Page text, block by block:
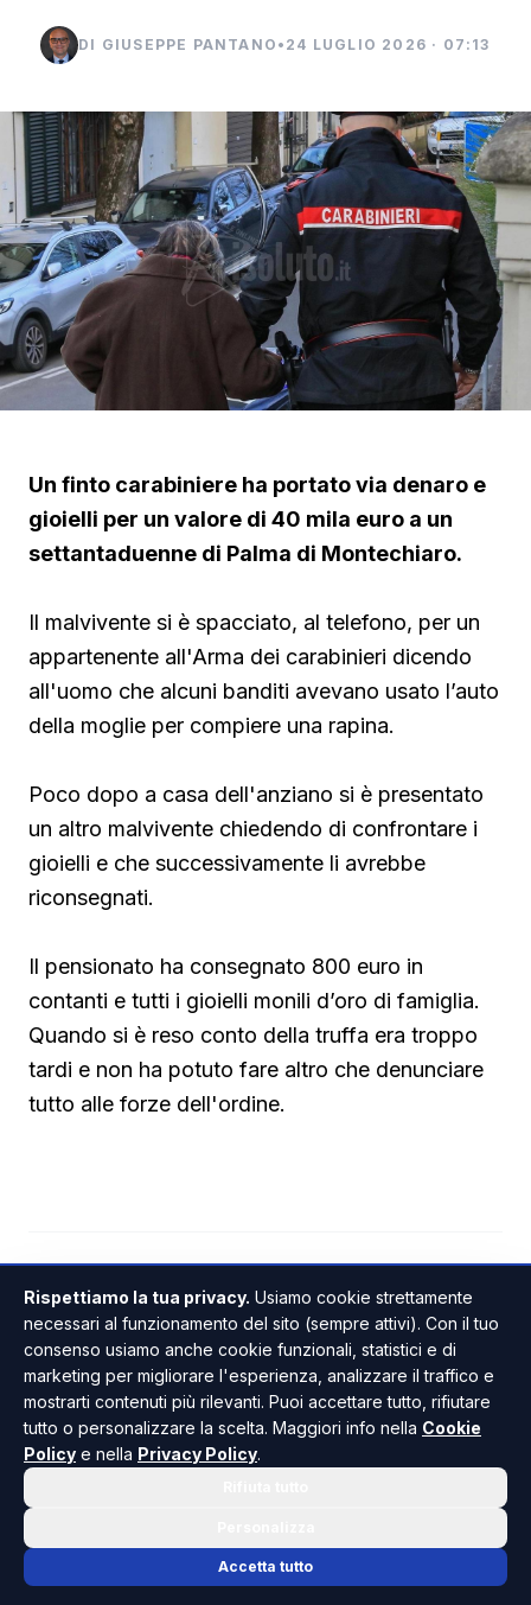
DI GIUSEPPE PANTANO • 24 LUGLIO 2026 · 07:13
Un finto carabiniere ha portato via denaro e
gioielli per un valore di 40 mila euro a un
settantaduenne di Palma di Montechiaro.
Il malvivente si è spacciato, al telefono, per un
appartenente all'Arma dei carabinieri dicendo
all'uomo che alcuni banditi avevano usato l’auto
della moglie per compiere una rapina.
Poco dopo a casa dell'anziano si è presentato
un altro malvivente chiedendo di confrontare i
gioielli e che successivamente li avrebbe
riconsegnati.
Il pensionato ha consegnato 800 euro in
contanti e tutti i gioielli monili d’oro di famiglia.
Quando si è reso conto della truffa era troppo
tardi e non ha potuto fare altro che denunciare
tutto alle forze dell'ordine.
ANCHE IN PALMA DI MONTECHIARO
GIORNALISTA PROFESSIONISTA
Rispettiamo la tua privacy. Usiamo cookie strettamente
necessari al funzionamento del sito (sempre attivi). Con il tuo
consenso usiamo anche cookie funzionali, statistici e di
marketing per migliorare l'esperienza, analizzare il traffico e
mostrarti contenuti più rilevanti. Puoi accettare tutto, rifiutare
tutto o personalizzare la scelta. Maggiori info nella Cookie
Policy e nella Privacy Policy.
Accetta tutto